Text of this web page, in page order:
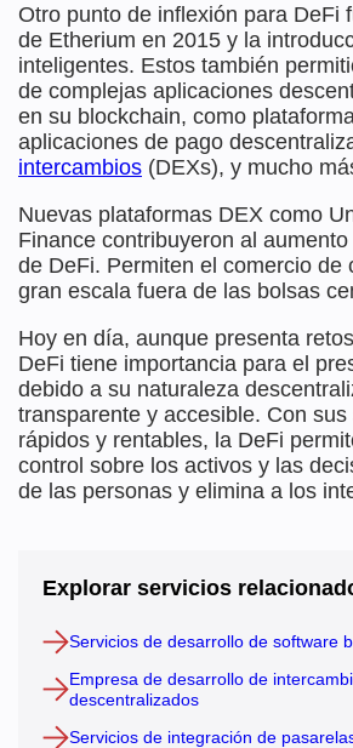
Otro punto de inflexión para DeFi
de Etherium en 2015 y la
inteligentes. Estos también
de complejas aplicaciones
en su blockchain, como
aplicaciones de pago
intercambios (DEXs), y mucho
Nuevas plataformas DEX como
Finance contribuyeron al
de DeFi. Permiten el comercio de
gran escala fuera de las bolsas
Hoy en día, aunque presenta
DeFi tiene importancia para el
debido a su naturaleza
transparente y accesible. Con
rápidos y rentables, la DeFi
control sobre los activos y las
de las personas y elimina a los
Explorar servicios
Servicios de desarrollo de software
Empresa de desarrollo de
descentralizados
Servicios de integración de